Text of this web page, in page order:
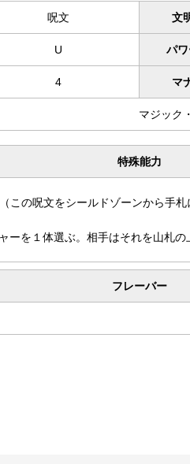
呪文 文
U パ
4 マ
マジック
特殊能力
この呪文をシールドゾーンから手
ーを１体選ぶ。相手はそれを山札の
フレーバー